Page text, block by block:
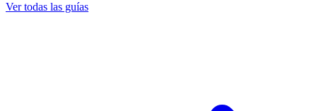
Ver todas las guías